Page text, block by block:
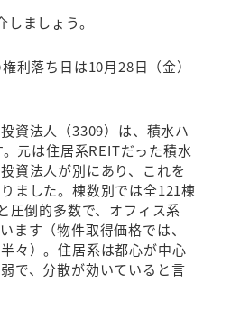
ましょう。
利落ち日は10月28日（金）
資法人（3309）は、積水ハ
元は住居系REITだった積水
資法人が別にあり、これを
ました。棟数別では全121棟
圧倒的多数で、オフィス系
ます（物件取得価格では、
々）。住居系は都心が中心
で、分散が効いていると言